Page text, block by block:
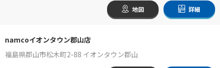
地図 詳細
namcoイオンタウン郡山店
福島県郡山市松木町2-88 イオンタウン郡山